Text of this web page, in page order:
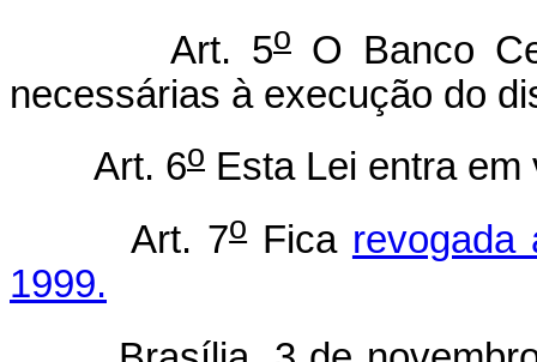
Art. 5o
O Banco
necessárias à execução do
Art. 6o Esta Lei entra
Art. 7oFica revogada
1999.